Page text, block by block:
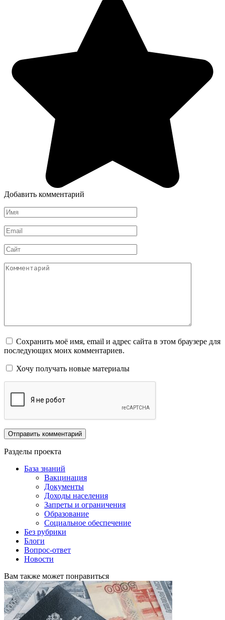
Добавить комментарий
Имя
*
Email
*
Сайт
Комментарий
Сохранить моё имя, email и адрес сайта в этом браузере для
последующих моих комментариев.
Хочу получать новые материалы
Разделы проекта
База знаний
Вакцинация
Документы
Доходы населения
Запреты и ограничения
Образование
Социальное обеспечение
Без рубрики
Блоги
Вопрос-ответ
Новости
Вам также может понравиться